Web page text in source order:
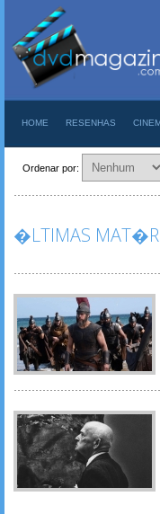
HOME RESENHAS
Ordenar por:
�LTIMAS